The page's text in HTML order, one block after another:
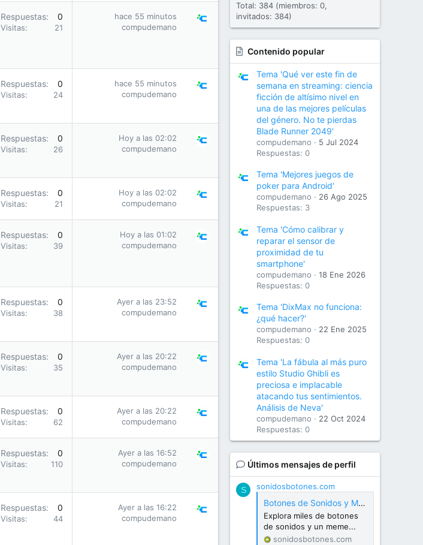
Respuestas 0
Visitas 21
hace 55 minutos
compudemano
Respuestas 0
Visitas 24
hace 55 minutos
compudemano
Respuestas 0
Visitas 26
Hoy a las 02:02
compudemano
Respuestas 0
Visitas 21
Hoy a las 02:02
compudemano
Respuestas 0
Visitas 39
Hoy a las 01:02
compudemano
Respuestas 0
Visitas 38
Ayer a las 23:52
compudemano
Respuestas 0
Visitas 35
Ayer a las 20:22
compudemano
Respuestas 0
Visitas 62
Ayer a las 20:22
compudemano
Respuestas 0
Visitas 110
Ayer a las 16:52
compudemano
Respuestas 0
Visitas 44
Ayer a las 16:22
compudemano
Total: 384 (miembros: 0,
invitados: 384)
Contenido popular
Tema 'Qué ver este fin de
semana en streaming: ciencia
ficción de altísimo nivel en
una de las mejores películas
del género. No te pierdas
Blade Runner 2049'
compudemano
5 Jul 2024
Respuestas: 0
Tema 'Mejores juegos de
poker para Android'
compudemano
26 Ago 2025
Respuestas: 3
Tema 'Cómo calibrar y
reparar el sensor de
proximidad de tu
smartphone'
compudemano
18 Ene 2026
Respuestas: 0
Tema 'DixMax no funciona:
¿qué hacer?'
compudemano
22 Ene 2025
Respuestas: 0
Tema 'La fábula al más puro
estilo Studio Ghibli es
preciosa e implacable
atacando tus sentimientos.
Análisis de Neva'
compudemano
22 Oct 2024
Respuestas: 0
Últimos mensajes de perfil
S sonidosbotones.com
Botones de Sonidos y Meme Soundboard Gratis
Explora miles de botones
de sonidos y un meme...
sonidosbotones.com